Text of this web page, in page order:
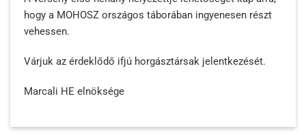
hogy a MOHOSZ országos táborában ingyenesen részt
vehessen.
Várjuk az érdeklődő ifjú horgásztársak jelentkezését.
Marcali HE elnöksége